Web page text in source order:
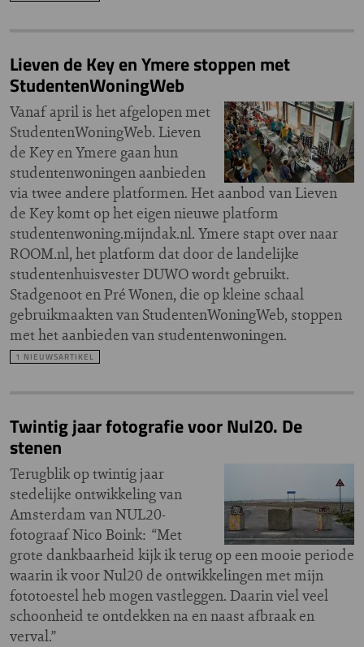
Lieven de Key en Ymere stoppen met
StudentenWoningWeb
Vanaf april is het afgelopen met
StudentenWoningWeb. Lieven
de Key en Ymere gaan hun
studentenwoningen aanbieden
via twee andere platformen. Het aanbod van Lieven
de Key komt op het eigen nieuwe platform
studentenwoning.mijndak.nl. Ymere stapt over naar
ROOM.nl, het platform dat door de landelijke
studentenhuisvester DUWO wordt gebruikt.
Stadgenoot en Pré Wonen, die op kleine schaal
gebruikmaakten van StudentenWoningWeb, stoppen
met het aanbieden van studentenwoningen.
1 NIEUWSARTIKEL
Twintig jaar fotografie voor Nul20. De
stenen
Terugblik op twintig jaar
stedelijke ontwikkeling van
Amsterdam van NUL20-
fotograaf Nico Boink: “Met
grote dankbaarheid kijk ik terug op een mooie periode
waarin ik voor Nul20 de ontwikkelingen met mijn
fototoestel heb mogen vastleggen. Daarin viel veel
schoonheid te ontdekken na en naast afbraak en
verval.”